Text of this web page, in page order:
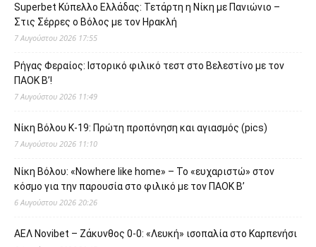
Superbet Κύπελλο Ελλάδας: Τετάρτη η Νίκη με Πανιώνιο –
Στις Σέρρες ο Βόλος με τον Ηρακλή
7 Αυγούστου 2026 17:55
Ρήγας Φεραίος: Ιστορικό φιλικό τεστ στο Βελεστίνο με τον
ΠΑΟΚ Β’!
7 Αυγούστου 2026 11:49
Νίκη Βόλου Κ-19: Πρώτη προπόνηση και αγιασμός (pics)
7 Αυγούστου 2026 11:10
Νίκη Βόλου: «Nowhere like home» – Το «ευχαριστώ» στον
κόσμο για την παρουσία στο φιλικό με τον ΠΑΟΚ Β’
6 Αυγούστου 2026 20:26
ΑΕΛ Novibet – Ζάκυνθος 0-0: «Λευκή» ισοπαλία στο Καρπενήσι